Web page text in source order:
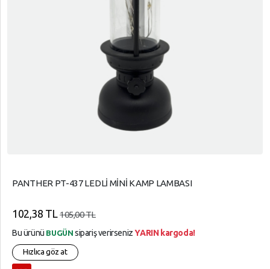
PANTHER PT-437 LEDLİ MİNİ KAMP LAMBASI
102,38 TL 105,00 TL
Bu ürünü BUGÜN sipariş verirsenizYARIN kargoda!
Hızlıca göz at